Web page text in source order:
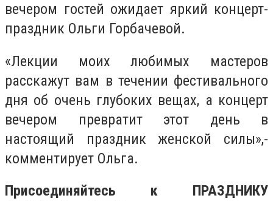
вечером гостей ожидает яркий концерт-
праздник Ольги Горбачевой.
«Лекции моих любимых мастеров
расскажут вам в течении фестивального
дня об очень глубоких вещах, а концерт
вечером превратит этот день в
настоящий праздник женской силы»,-
комментирует Ольга.
Присоединяйтесь к ПРАЗДНИКУ